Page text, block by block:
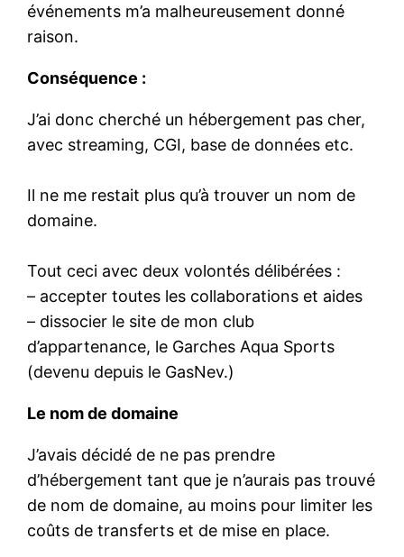
événements m’a malheureusement donné
raison.
Conséquence :
J’ai donc cherché un hébergement pas cher,
avec streaming, CGI, base de données etc.
Il ne me restait plus qu’à trouver un nom de
domaine.
Tout ceci avec deux volontés délibérées :
– accepter toutes les collaborations et aides
– dissocier le site de mon club
d’appartenance, le Garches Aqua Sports
(devenu depuis le GasNev.)
Le nom de domaine
J’avais décidé de ne pas prendre
d’hébergement tant que je n’aurais pas trouvé
de nom de domaine, au moins pour limiter les
coûts de transferts et de mise en place.